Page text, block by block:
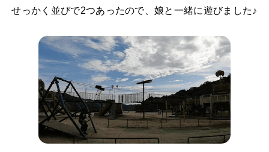
せっかく並びで2つあったので、娘と一緒に遊びました♪